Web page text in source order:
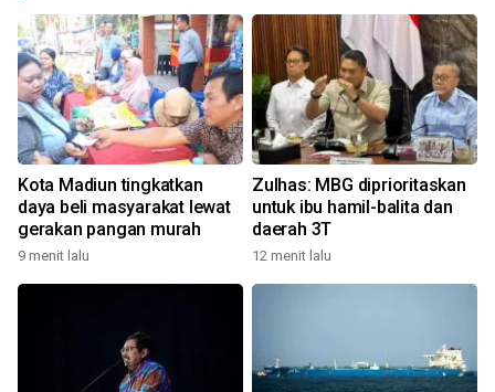
Kota Madiun tingkatkan
daya beli masyarakat lewat
gerakan pangan murah
9 menit lalu
Zulhas: MBG diprioritaskan
untuk ibu hamil-balita dan
daerah 3T
12 menit lalu